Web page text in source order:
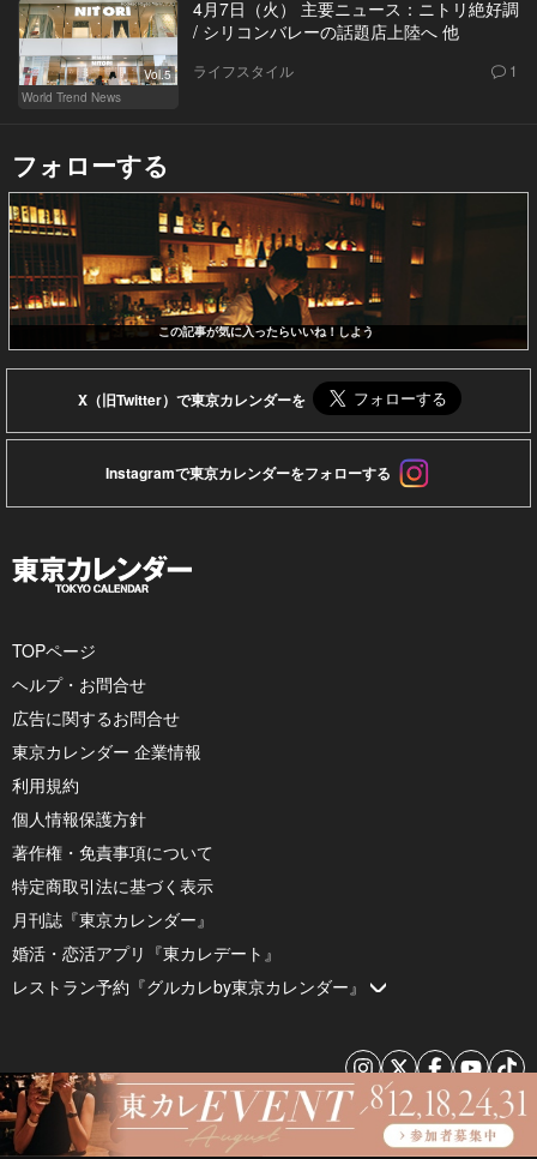
Vol.5
World Trend News
4月7日（火） 主要ニュース：ニトリ絶好調
/ シリコンバレーの話題店上陸へ 他
ライフスタイル 1
フォローする
この記事が気に入ったらいいね！しよう
X（旧Twitter）で東京カレンダーを
Instagramで東京カレンダーをフォローする
TOPページ
ヘルプ・お問合せ
広告に関するお問合せ
東京カレンダー 企業情報
利用規約
個人情報保護方針
著作権・免責事項について
特定商取引法に基づく表示
月刊誌『東京カレンダー』
婚活・恋活アプリ『東カレデート』
レストラン予約『グルカレby東京カレンダー』
© 2026 by Tokyo Calendar, Inc.